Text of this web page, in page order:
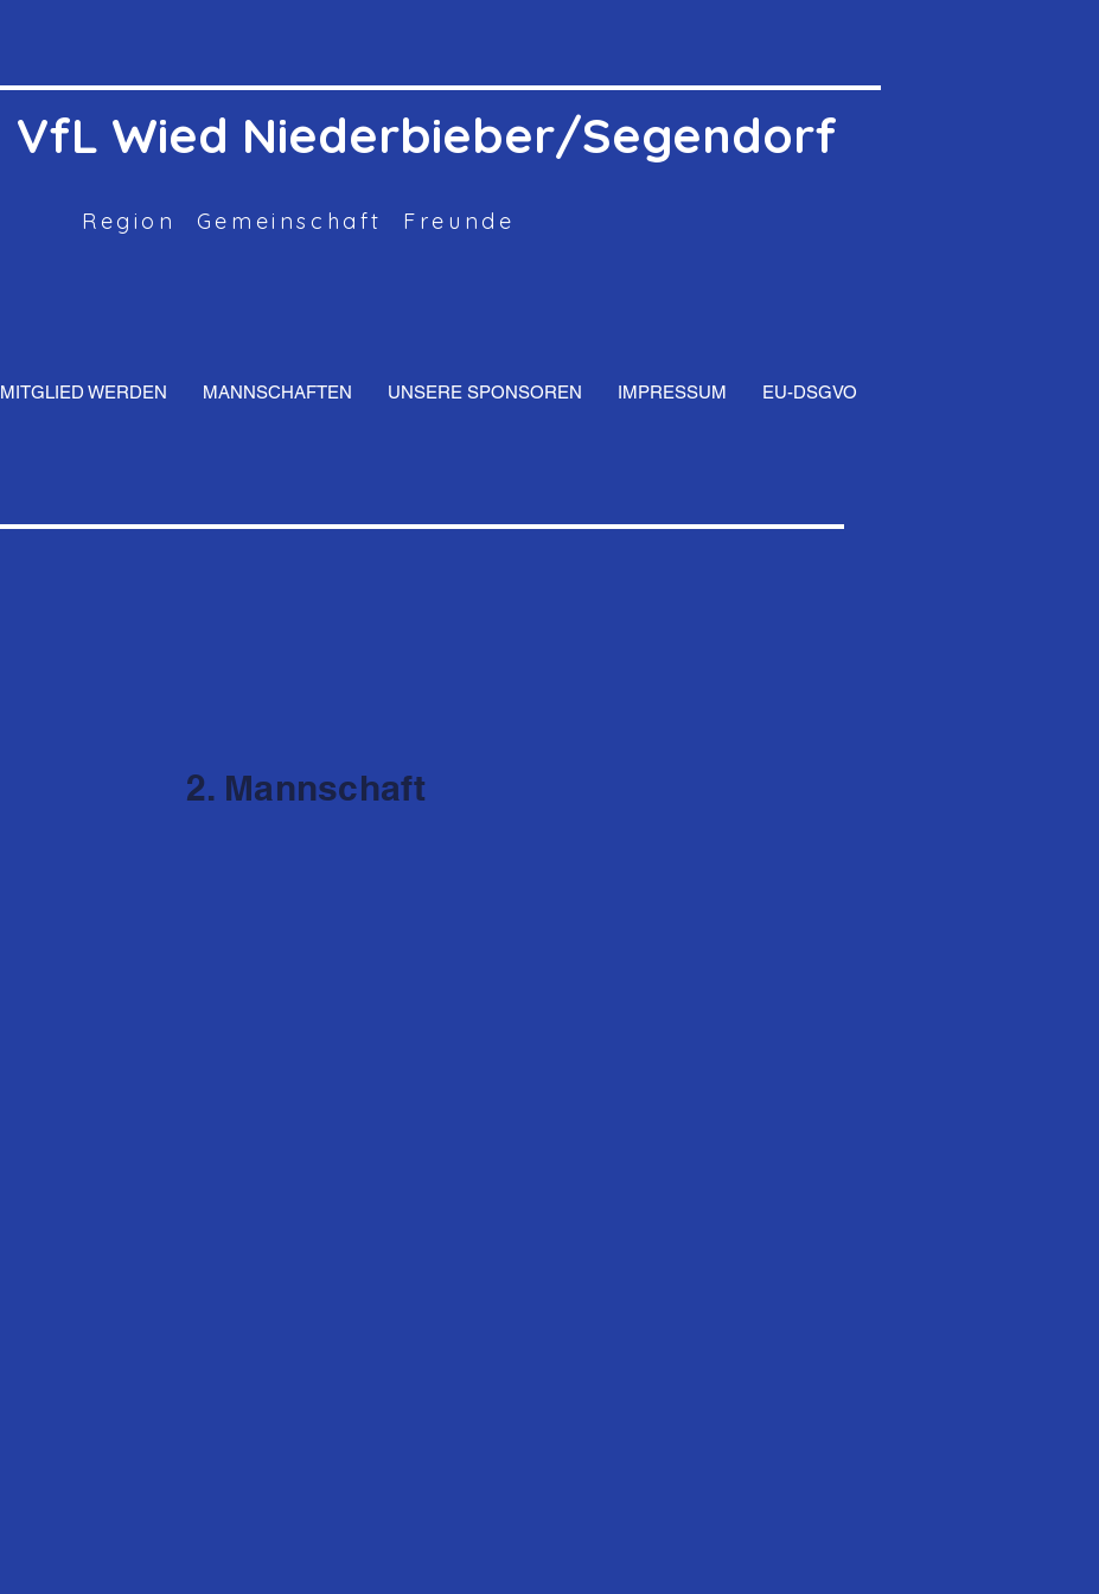
VfL Wied Niederbieber/Segendorf
Region Gemeinschaft Freunde
MITGLIED WERDEN MANNSCHAFTEN UNSERE SPONSOREN IMPRESSUM EU-DSGVO
2. Mannschaft